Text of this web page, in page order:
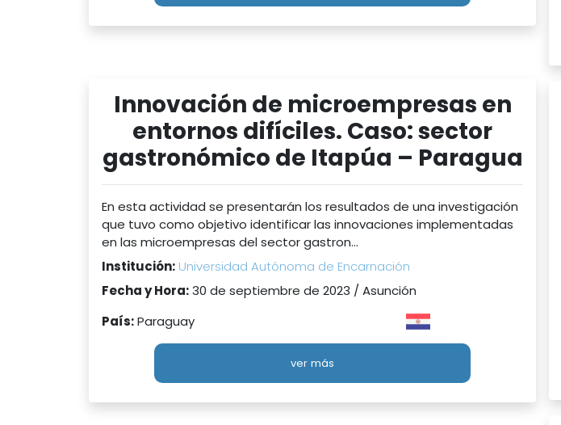
Innovación de microempresas en
entornos difíciles. Caso: sector
gastronómico de Itapúa – Paragua
En esta actividad se presentarán los resultados de una investigación
que tuvo como objetivo identificar las innovaciones implementadas
en las microempresas del sector gastron...
Institución: Universidad Autónoma de Encarnación
Fecha y Hora:30 de septiembre de 2023 / Asunción
País:Paraguay
ver más